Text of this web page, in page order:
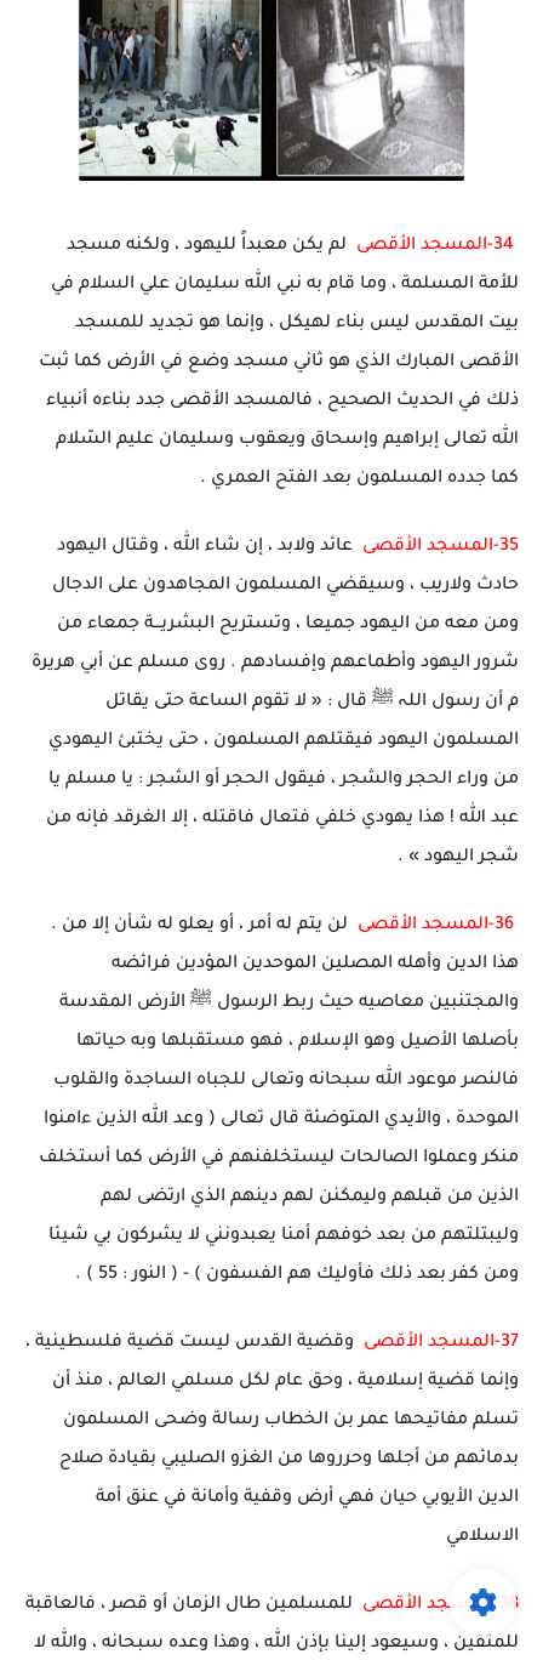
34- المسجد الأقصى
لم يكن معبداً لليهود ، ولكنه مسجد
للأمة المسلمة ، وما قام به نبي الله سليمان علي السلام في
بيت المقدس ليس بناء لهيكل ، وإنما هو تجديد للمسجد
الأقصى المبارك الذي هو ثاني مسجد وضع في الأرض كما ثبت
ذلك في الحديث الصحيح ، فالمسجد الأقصى جدد بناءه أنبياء
الله تعالى إبراهيم وإسحاق ويعقوب وسليمان عليم السّلام
كما جدده المسلمون بعد الفتح العمري .
35-المسجد الأقصى
عائد ولابد ، إن شاء الله ، وقتال اليهود
حادث ولاريب ، وسيقضي المسلمون المجاهدون على الدجال
ومن معه من اليهود جميعا ، وتستريح البشريـــة جمعاء من
شرور اليهود وأطماعهم وإفسادهم . روى مسلم عن أبي هريرة
م أن رسول اللہ ﷺ قال : « لا تقوم الساعة حتى يقاتل
المسلمون اليهود فيقتلهم المسلمون ، حتى يختبئ اليهودي
من وراء الحجر والشجر ، فيقول الحجر أو الشجر : يا مسلم يا
عبد الله ! هذا يهودي خلفي فتعال فاقتله ، إلا الغرقد فإنه من
شجر اليهود » .
36-المسجد الأقصى
لن يتم له أمر ، أو يعلو له شأن إلا من .
هذا الدين وأهله المصلين الموحدين المؤدين فرائضه
والمجتنبين معاصيه حيث ربط الرسول ﷺ الأرض المقدسة
بأصلها الأصيل وهو الإسلام ، فهو مستقبلها وبه حياتها
فالنصر موعود الله سبحانه وتعالى للجباه الساجدة والقلوب
الموحدة ، والأيدي المتوضئة قال تعالى ( وعد الله الذين ءامنوا
منكر وعملوا الصالحات ليستخلفنهم في الأرض كما أستخلف
الذين من قبلهم وليمكنن لهم دينهم الذي ارتضى لهم
وليبتلتهم من بعد خوفهم أمنا يعبدونني لا يشركون بي شيئا
ومن كفر بعد ذلك فأوليك هم الفسفون ) - ( النور : 55 ) .
37-المسجد الأقصى
وقضية القدس ليست قضية فلسطينية ،
وإنما قضية إسلامية ، وحق عام لكل مسلمي العالم ، منذ أن
تسلم مفاتيحها عمر بن الخطاب رسالة وضحى المسلمون
بدمائهم من أجلها وحرروها من الغزو الصليبي بقيادة صلاح
الدين الأيوبي حيان فهي أرض وقفية وأمانة في عنق أمة
الاسلامي
38-المسجد الأقصى
للمسلمين طال الزمان أو قصر ، فالعاقبة
للمتقين ، وسيعود إلينا بإذن الله ، وهذا وعده سبحانه ، والله لا